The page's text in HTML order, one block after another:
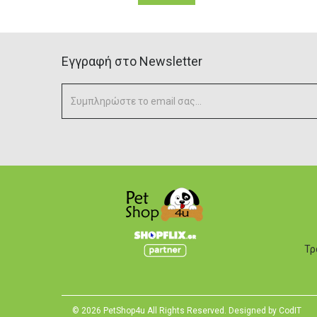
Eγγραφή στο Newsletter
© 2026 PetShop4u All Rights Reserved. Designed by CodIT